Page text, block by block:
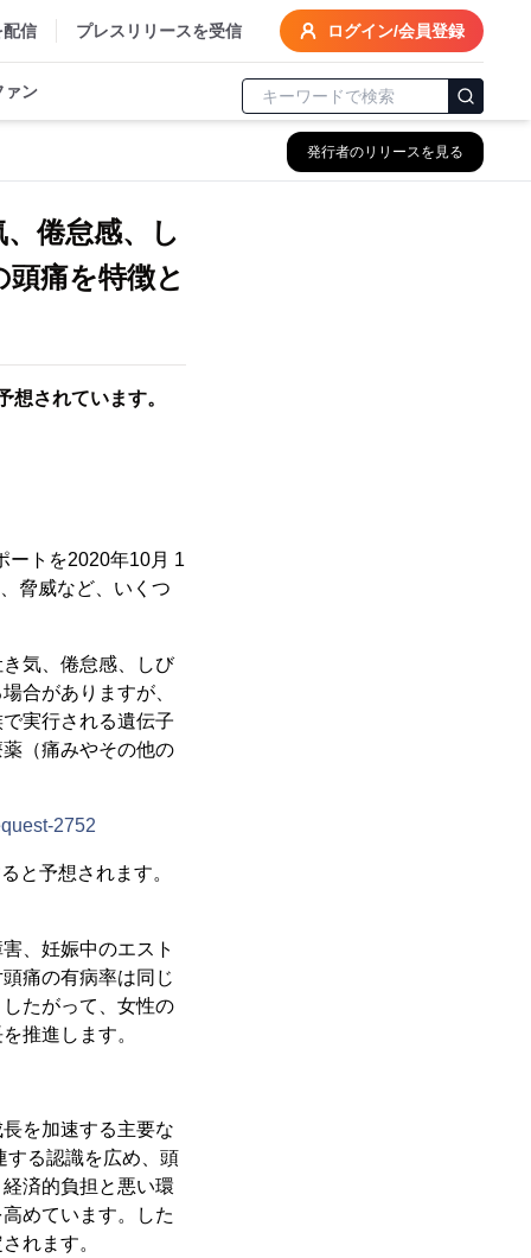
配信 プレスリリースを受信 ログイン/会員登録
ァン
発行者のリリースを見る
倦怠感、し
痛を特徴と
されています。
ートを2020年10月 1
脅威など、いくつ
気、倦怠感、しび
合がありますが、
実行される遺伝子
（痛みやその他の
2752
と予想されます。
、妊娠中のエスト
痛の有病率は同じ
たがって、女性の
推進します。
を加速する主要な
する認識を広め、頭
済的負担と悪い環
めています。した
れます。